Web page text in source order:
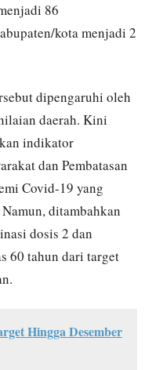
86
kota menjadi 2
dipengaruhi oleh
daerah. Kini
indikator
dan Pembatasan
Covid-19 yang
ditambahkan
dosis 2 dan
60 tahun dari target
Hingga Desember